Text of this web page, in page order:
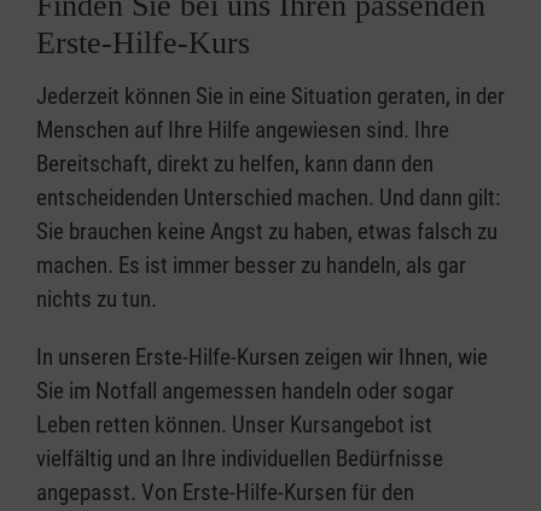
Erste-Hilfe-Kurs
Jederzeit können Sie in eine Situation geraten, in der
Menschen auf Ihre Hilfe angewiesen sind. Ihre
Bereitschaft, direkt zu helfen, kann dann den
entscheidenden Unterschied machen. Und dann gilt:
Sie brauchen keine Angst zu haben, etwas falsch zu
machen. Es ist immer besser zu handeln, als gar
nichts zu tun.
In unseren Erste-Hilfe-Kursen zeigen wir Ihnen, wie
Sie im Notfall angemessen handeln oder sogar
Leben retten können. Unser Kursangebot ist
vielfältig und an Ihre individuellen Bedürfnisse
angepasst. Von Erste-Hilfe-Kursen für den